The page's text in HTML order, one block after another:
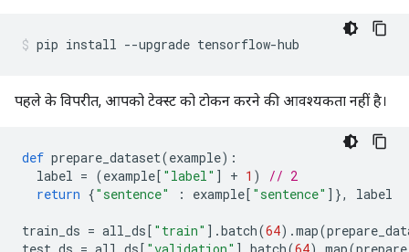
pip install --upgrade tensorflow-hub
पहले के विपरीत, आपको टेक्स्ट को टोकन करने की आवश्यकता नहीं है।
def prepare_dataset(example):
label = (example[ "label" ] + 1 )
// 2
return {"sentence" : example[ "sentence" ]}, label
train_ds = all_ds[ "train" ].batch(64).map(